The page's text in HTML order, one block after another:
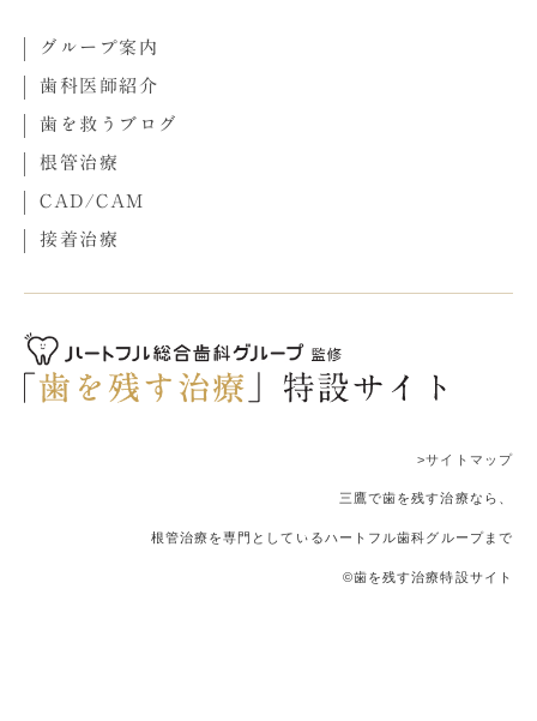
グループ案内
歯科医師紹介
歯を救うブログ
根管治療
CAD/CAM
接着治療
>サイトマップ
三鷹で歯を残す治療なら、
根管治療を専門としているハートフル歯科グループまで
©歯を残す治療特設サイト